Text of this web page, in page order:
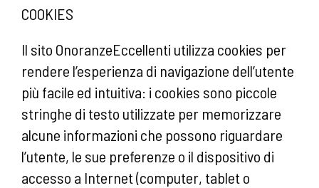
COOKIES
Il sito OnoranzeEccellenti utilizza cookies per
rendere l’esperienza di navigazione dell’utente
più facile ed intuitiva: i cookies sono piccole
stringhe di testo utilizzate per memorizzare
alcune informazioni che possono riguardare
l’utente, le sue preferenze o il dispositivo di
accesso a Internet (computer, tablet o